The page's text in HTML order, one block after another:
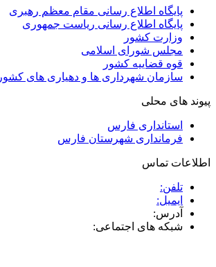
پایگاه اطلاع رسانی مقام معظم رهبری
پایگاه اطلاع رسانی ریاست جمهوری
وزارت کشور
مجلس شورای اسلامی
قوه قضاییه کشور
سازمان شهرداری ها و دهیاری های کشور
پیوند های محلی
استانداری فارس
فرمانداری شهرستان فارس
اطلاعات تماس
تلفن:
ایمیل:
آدرس:
شبکه های اجتماعی: